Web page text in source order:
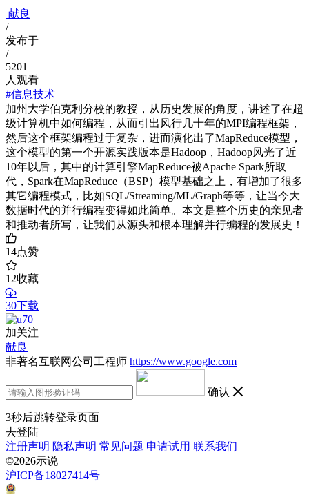
献良
/
发布于
/
5201
人观看
#信息技术
加州大学伯克利分校的教授，从历史发展的角度，讲述了在超
级计算机中如何编程，从而引出风行几十年的MPI编程框架，
然后这个框架编程过于复杂，进而演化出了MapReduce模型，
这个模型的第一个开源实践版本是Hadoop，Hadoop风光了近
10年以后，其中的计算引擎MapReduce被Apache Spark所取
代，Spark在MapReduce（BSP）模型基础之上，有增加了很多
其它编程模式，比如SQL/Streaming/ML/Graph等等，让当今大
数据时代的并行编程变得如此简单。本文是整个历史的亲见者
和推动者所写，让我们从源头和根本理解并行编程的发展史！
14点赞
12收藏
30下载
加关注
献良
非著名互联网公司工程师 https://www.google.com
确认
3秒后跳转登录页面
去登陆
注册声明 隐私声明 常见问题 申请试用 联系我们
©2026示说
沪ICP备18027414号